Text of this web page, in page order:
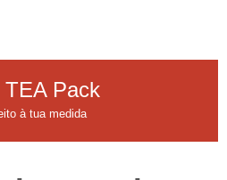
TEA Pack
à tua medida